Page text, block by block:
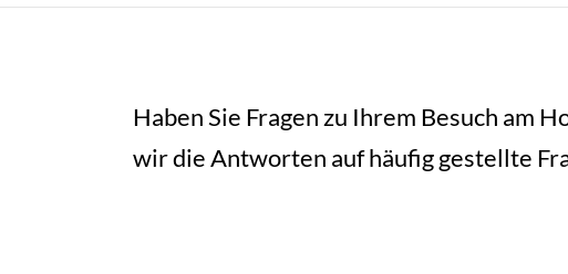
Haben Sie Fragen zu Ihrem Besuch am
wir die Antworten auf häufig gestellte